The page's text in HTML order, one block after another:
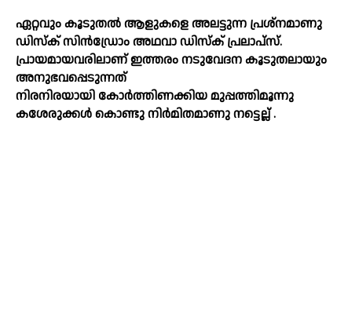
ഏറ്റവും കൂടുതല്‍ ആളുകളെ അലട്ടുന്ന പ്രശ്‌നമാണു
ഡിസ്‌ക് സിന്‍ഡ്രോം അഥവാ ഡിസ്‌ക് പ്രലാപ്‌സ്.
പ്രായമായവരിലാണ്‌ ഇത്തരം നടുവേദന കൂടുതലായും
അനുഭവപ്പെടുന്നത്‌
നിരനിരയായി കോര്‍ത്തിണക്കിയ മുപ്പത്തിമൂന്നു
കശേരുക്കള്‍ കൊണ്ടു നിര്‍മിതമാണു നട്ടെല്ല്‌ .